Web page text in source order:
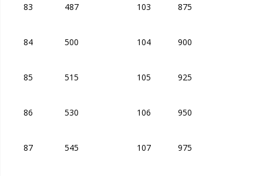
83 487 103 875
84 500 104 900
85 515 105 925
86 530 106 950
87 545 107 975